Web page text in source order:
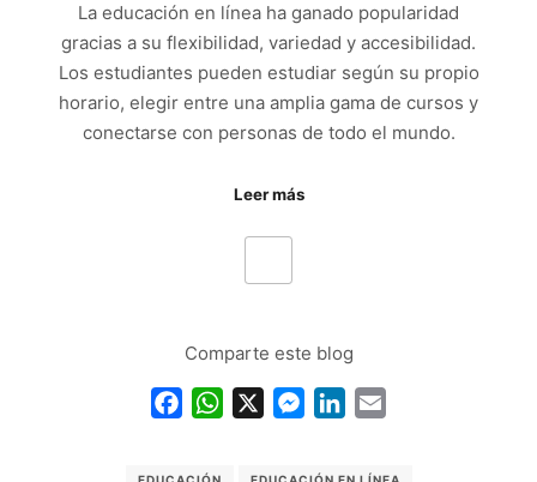
La educación en línea ha ganado popularidad
gracias a su flexibilidad, variedad y accesibilidad.
Los estudiantes pueden estudiar según su propio
horario, elegir entre una amplia gama de cursos y
conectarse con personas de todo el mundo.
Leer más
Comparte este blog
FacebookWhatsApp Messenger
LinkedIn